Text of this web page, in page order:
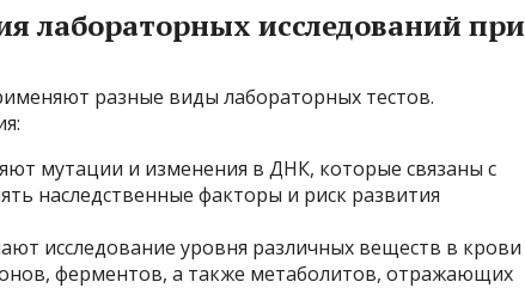
лабораторных исследований при
разные виды лабораторных тестов.
мутации и изменения в ДНК, которые связаны с
наследственные факторы и риск развития
исследование уровня различных веществ в крови
ферментов, а также метаболитов, отражающих